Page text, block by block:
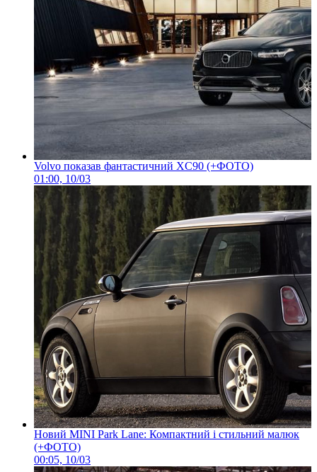
Volvo показав фантастичний XC90 (+ФОТО)
01:00, 10/03
Новий MINI Park Lane: Компактний і стильний малюк
(+ФОТО)
00:05, 10/03